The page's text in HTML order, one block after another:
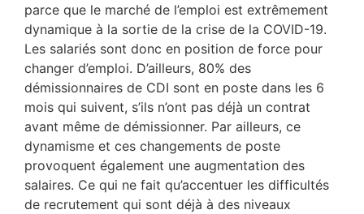
parce que le marché de l’emploi est extrêmement
dynamique à la sortie de la crise de la COVID-19.
Les salariés sont donc en position de force pour
changer d’emploi. D’ailleurs, 80% des
démissionnaires de CDI sont en poste dans les 6
mois qui suivent, s’ils n’ont pas déjà un contrat
avant même de démissionner. Par ailleurs, ce
dynamisme et ces changements de poste
provoquent également une augmentation des
salaires. Ce qui ne fait qu’accentuer les difficultés
de recrutement qui sont déjà à des niveaux